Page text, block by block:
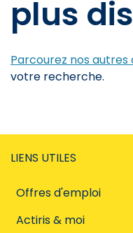
plus
Parcourez nos
votre recherche.
LIENS UTILES
Offres d'emploi
Actiris & moi